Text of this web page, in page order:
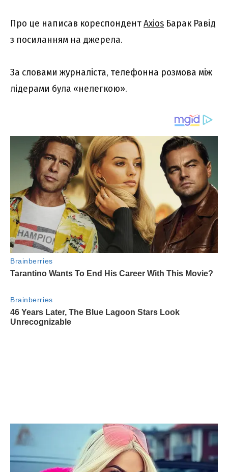
Про це написав кореспондентAxios Барак Равід
з посиланням на джерела.
За словами журналіста, телефонна розмова між
лідерами була «нелегкою».